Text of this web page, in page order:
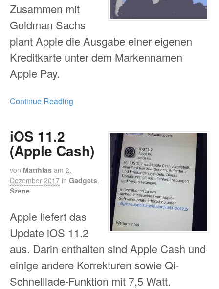
Zusammen mit
Goldman Sachs
plant Apple die Ausgabe einer eigenen
Kreditkarte unter dem Markennamen
Apple Pay.
Continue Reading
iOS 11.2
(Apple Cash)
von Matthias am 2.
Dezember 2017 in Gadgets,
Szene
Apple liefert das
Update iOS 11.2
aus. Darin enthalten sind Apple Cash und
einige andere Korrekturen sowie Qi-
Schnelllade-Funktion mit 7,5 Watt.